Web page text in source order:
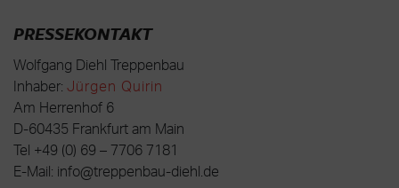
PRESSEKONTAKT
Wolfgang Diehl Treppenbau
Inhaber: Jürgen Quirin
Am Herrenhof 6
D-60435 Frankfurt am Main
Tel +49 (0) 69 – 7706 7181
E-Mail: info@treppenbau-diehl.de